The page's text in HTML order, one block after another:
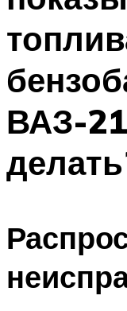
ВАЗ-